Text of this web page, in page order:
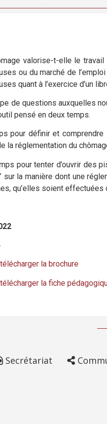
valorise-t-elle le
ou du marché de
quant à l’exercice d’un
de questions auxquelles
pensé en deux temps.
pour définir et
la réglementation du
pour tenter d’ouvrir des
sur la manière dont une
qu’elles soient effectuées
la brochure
la fiche
Secrétariat